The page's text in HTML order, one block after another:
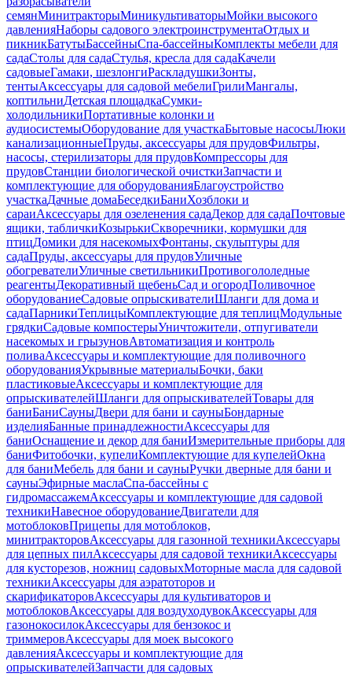
семянМинитракторыМиникультиваторыМойки высокого
давленияНаборы садового электроинструментаОтдых и
пикникБатутыБассейныСпа-бассейныКомплекты мебели для
садаСтолы для садаСтулья, кресла для садаКачели
садовыеГамаки, шезлонгиРаскладушкиЗонты,
тентыАксессуары для садовой мебелиГрилиМангалы,
коптильниДетская площадкаСумки-
холодильникиПортативные колонки и
аудиосистемыОборудование для участкаБытовые насосыЛюки
канализационныеПруды, аксессуары для прудовФильтры,
насосы, стерилизаторы для прудовКомпрессоры для
прудовСтанции биологической очисткиЗапчасти и
комплектующие для оборудованияБлагоустройство
участкаДачные домаБеседкиБаниХозблоки и
сараиАксессуары для озеленения садаДекор для садаПочтовые
ящики, табличкиКозырькиСкворечники, кормушки для
птицДомики для насекомыхФонтаны, скульптуры для
садаПруды, аксессуары для прудовУличные
обогревателиУличные светильникиПротивогололедные
реагентыДекоративный щебеньСад и огородПоливочное
оборудованиеСадовые опрыскивателиШланги для дома и
садаПарникиТеплицыКомплектующие для теплицМодульные
грядкиСадовые компостерыУничтожители, отпугиватели
насекомых и грызуновАвтоматизация и контроль
поливаАксессуары и комплектующие для поливочного
оборудованияУкрывные материалыБочки, баки
пластиковыеАксессуары и комплектующие для
опрыскивателейШланги для опрыскивателейТовары для
баниБаниСауныДвери для бани и сауныБондарные
изделияБанные принадлежностиАксессуары для
баниОснащение и декор для баниИзмерительные приборы для
баниФитобочки, купелиКомплектующие для купелейОкна
для баниМебель для бани и сауныРучки дверные для бани и
сауныЭфирные маслаСпа-бассейны с
гидромассажемАксессуары и комплектующие для садовой
техникиНавесное оборудованиеДвигатели для
мотоблоковПрицепы для мотоблоков,
минитракторовАксессуары для газонной техникиАксессуары
для цепных пилАксессуары для садовой техникиАксессуары
для кусторезов, ножниц садовыхМоторные масла для садовой
техникиАксессуары для аэратоторов и
скарификаторовАксессуары для культиваторов и
мотоблоковАксессуары для воздуходувокАксессуары для
газонокосилокАксессуары для бензокос и
триммеровАксессуары для моек высокого
давленияАксессуары и комплектующие для
опрыскивателейЗапчасти для садовых